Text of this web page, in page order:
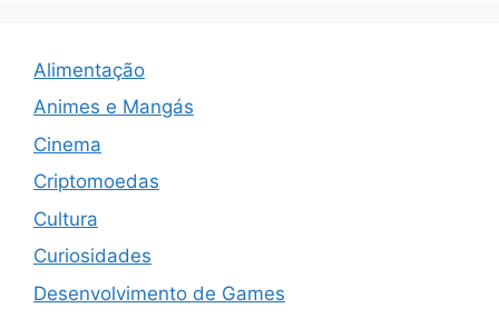
Alimentação
Animes e Mangás
Cinema
Criptomoedas
Cultura
Curiosidades
Desenvolvimento de Games